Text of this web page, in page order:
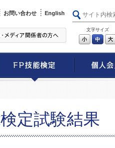
お問い合わせ English
文字サイズ
小 中
定試験結果